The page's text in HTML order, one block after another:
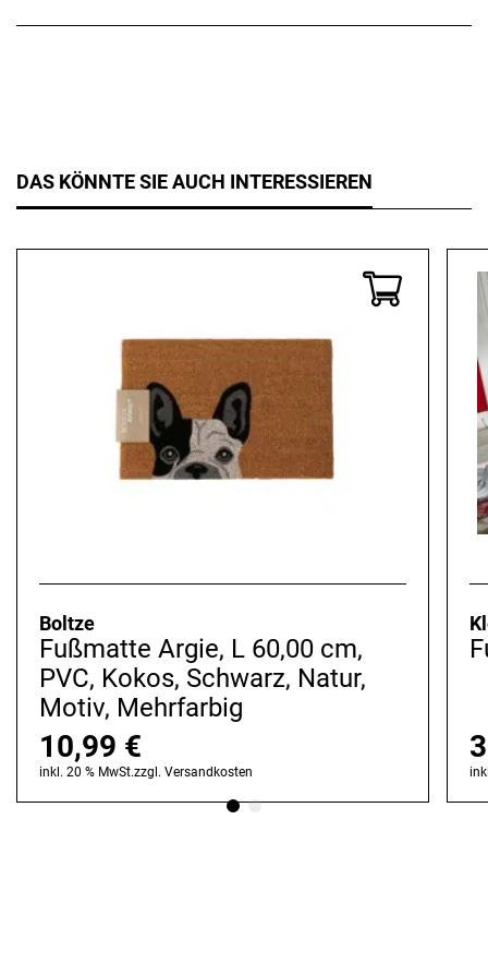
DAS KÖNNTE SIE AUCH INTERESSIEREN
Boltze
Fußmatte Argie, L 60,00 cm,
PVC, Kokos, Schwarz, Natur,
Motiv, Mehrfarbig
10,99 €
inkl. 20 % MwSt.zzgl. Versandkosten